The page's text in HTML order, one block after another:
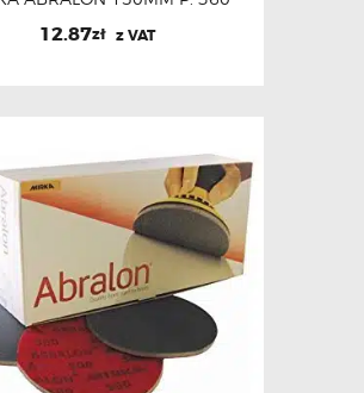
12.87zł z VAT